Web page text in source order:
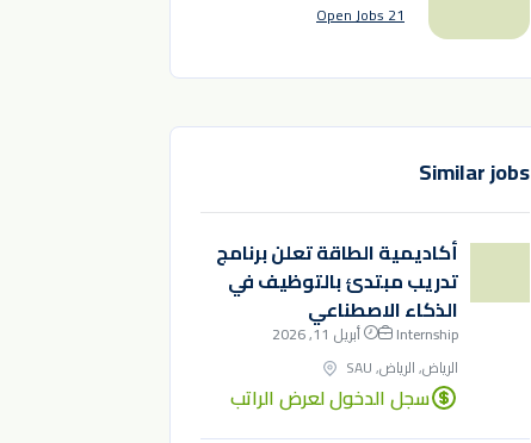
21 Open Jobs
Similar jobs
أكاديمية الطاقة تعلن برنامج
تدريب مبتدئ بالتوظيف في
الذكاء الاصطناعي
Internship
أبريل 11, 2026
الرياض, الرياض, SAU
سجل الدخول لعرض الراتب